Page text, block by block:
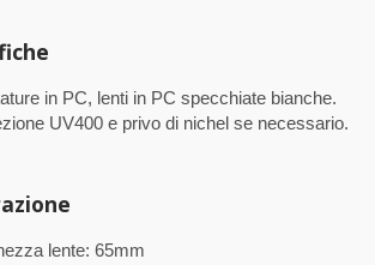
in PC, lenti in PC specchiate bianche.
UV400 e privo di nichel se necessario.
lente: 65mm